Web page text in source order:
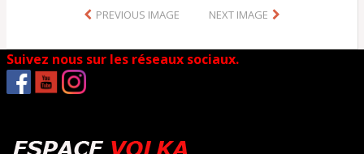
PREVIOUS IMAGE NEXT IMAGE
Suivez nous sur les réseaux sociaux.